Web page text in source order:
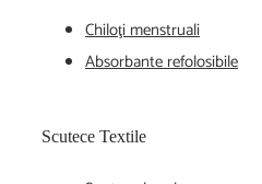
Chiloţi menstruali
Absorbante refolosibile
Scutece Textile